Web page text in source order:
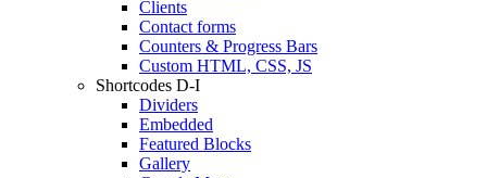
Clients
Contact forms
Counters & Progress Bars
Custom HTML, CSS, JS
Shortcodes D-I
Dividers
Embedded
Featured Blocks
Gallery